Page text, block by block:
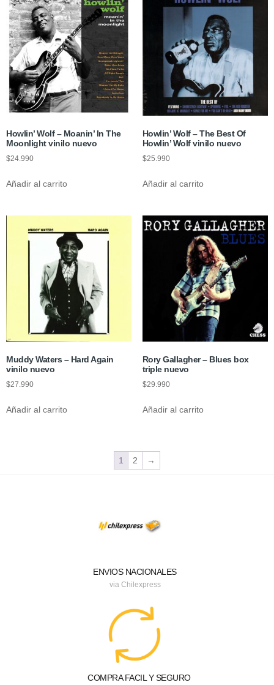
Howlin’ Wolf – Moanin’ In The
Moonlight vinilo nuevo
$24.990
Añadir al carrito
Howlin’ Wolf ‎– The Best Of
Howlin’ Wolf vinilo nuevo
$25.990
Añadir al carrito
Muddy Waters – Hard Again
vinilo nuevo
$27.990
Añadir al carrito
Rory Gallagher – Blues box
triple nuevo
$29.990
Añadir al carrito
1 2 →
ENVIOS NACIONALES
via Chilexpress
COMPRA FACIL Y SEGURO